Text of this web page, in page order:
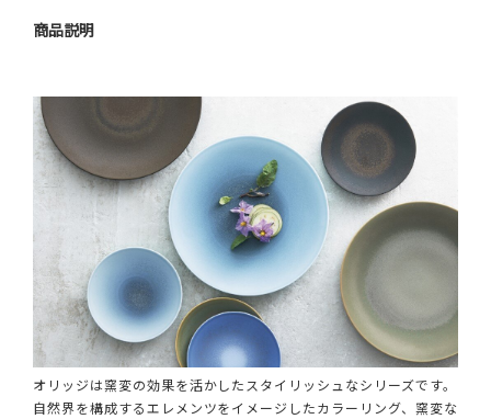
商品説明
オリッジは窯変の効果を活かしたスタイリッシュなシリーズです。
自然界を構成するエレメンツをイメージしたカラーリング、窯変な